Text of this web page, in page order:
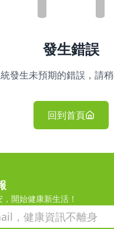
發生錯誤
發生未預期的錯誤，請稍
回到首頁
開始健康新生活！